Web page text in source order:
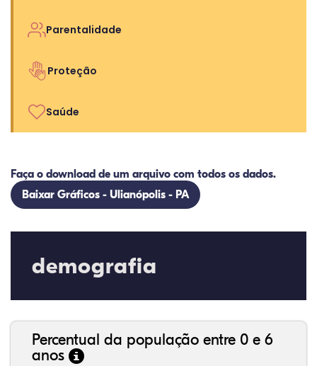
Parentalidade
Proteção
Saúde
Faça o download de um arquivo com todos os dados.
Baixar Gráficos - Ulianópolis - PA
demografia
Percentual da população entre 0 e 6
anos